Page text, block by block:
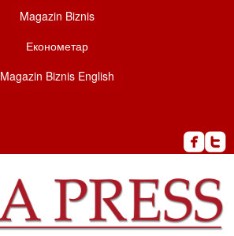
Magazin Biznis
Економетар
Magazin Biznis English